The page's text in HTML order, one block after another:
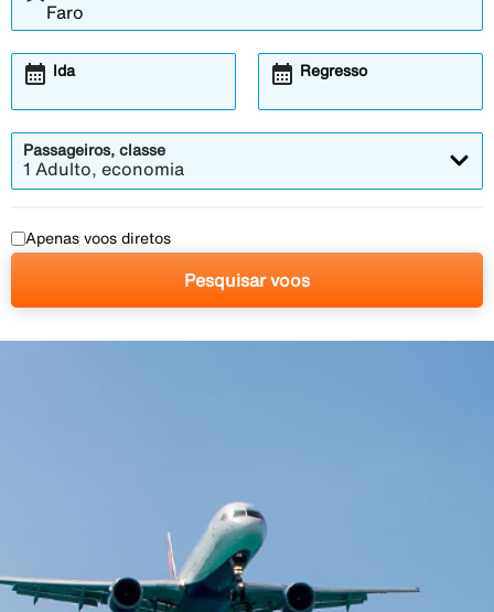
Ida
calendar_month Regresso
calendar_month
Passageiros, classe
1 Adulto, economia
Apenas voos diretos
Pesquisar voos